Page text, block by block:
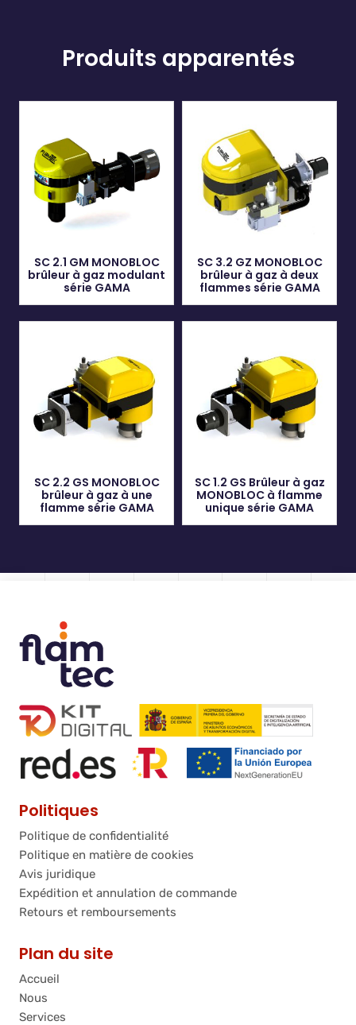
Produits apparentés
SC 2.1 GM MONOBLOC
brûleur à gaz modulant
série GAMA
SC 3.2 GZ MONOBLOC
brûleur à gaz à deux
flammes série GAMA
SC 2.2 GS MONOBLOC
brûleur à gaz à une
flamme série GAMA
SC 1.2 GS Brûleur à gaz
MONOBLOC à flamme
unique série GAMA
Politiques
Politique de confidentialité
Politique en matière de cookies
Avis juridique
Expédition et annulation de commande
Retours et remboursements
Plan du site
Accueil
Nous
Services